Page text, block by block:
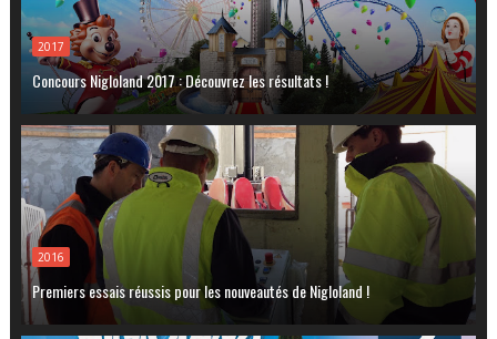
2017
Concours Nigloland 2017 : Découvrez les résultats !
2016
Premiers essais réussis pour les nouveautés de Nigloland !